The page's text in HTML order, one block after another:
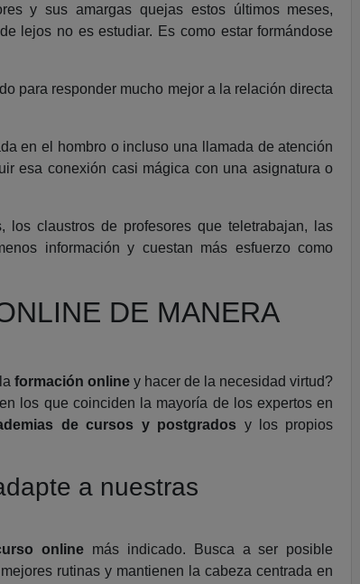
y sus amargas quejas estos últimos meses,
lejos no es estudiar. Es como estar formándose
para responder mucho mejor a la relación directa
en el hombro o incluso una llamada de atención
esa conexión casi mágica con una asignatura o
los claustros de profesores que teletrabajan, las
información y cuestan más esfuerzo como
DE MANERA
laformación online y hacer de la necesidad virtud?
los que coinciden la mayoría de los expertos en
de cursos y postgrados y los propios
a nuestras
onlinemás indicado. Busca a ser posible
rutinas y mantienen la cabeza centrada en